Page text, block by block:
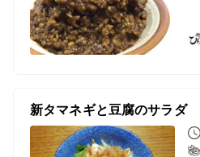
新タマネギと豆腐のサラダ